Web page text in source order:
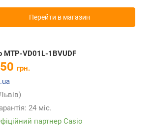
Перейти в магазин
MTP-VD01L-1BVUDF
грн.
24 міс.
партнер Casio